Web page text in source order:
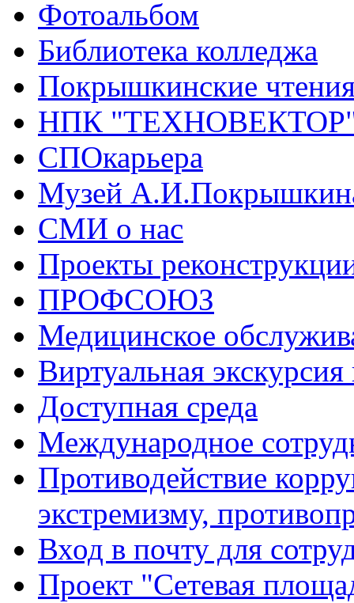
Фотоальбом
Библиотека колледжа
Покрышкинские
НПК
СПОкарьера
Музей
СМИ о нас
Проекты
ПРОФСОЮЗ
Медицинское
Виртуальная
Доступная среда
Международное
Противодействие
экстремизму,
Вход в почту для
Проект "Сетевая